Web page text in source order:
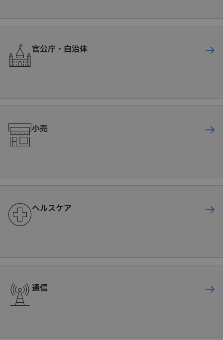
官公庁・自治体
小売
ヘルスケア
通信